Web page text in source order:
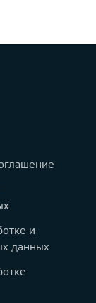
и
данных